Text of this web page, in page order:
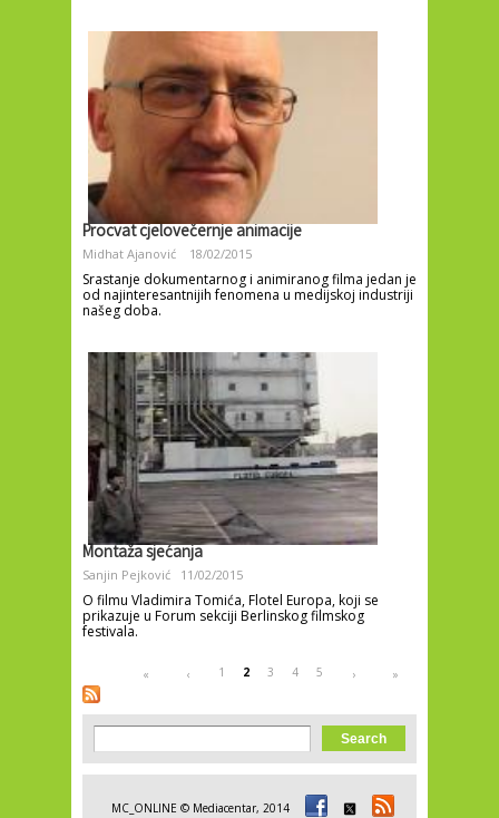
Procvat cjelovečernje animacije
Midhat Ajanović 18/02/2015
Srastanje dokumentarnog i animiranog filma jedan je
od najinteresantnijih fenomena u medijskoj industriji
našeg doba.
Montaža sjećanja
Sanjin Pejković 11/02/2015
O filmu Vladimira Tomića, Flotel Europa, koji se
prikazuje u Forum sekciji Berlinskog filmskog
festivala.
Pages« ‹ 1 2 3 4 5 › »
Search form
Search
MC_ONLINE © Mediacentar, 2014